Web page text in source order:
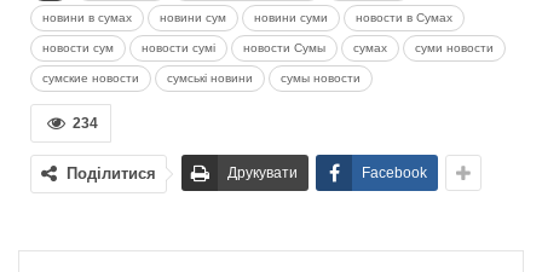
новини в сумах новини сум новини суми новости в Сумах
новости сум новости сумі новости Сумы сумах суми новости
сумские новости сумські новини сумы новости
234
Поділитися Друкувати Facebook